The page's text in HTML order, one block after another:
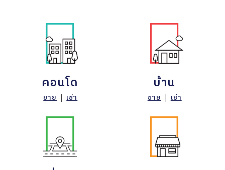
คอนโด
ขาย | เช่า
บ้าน
ขาย | เช่า